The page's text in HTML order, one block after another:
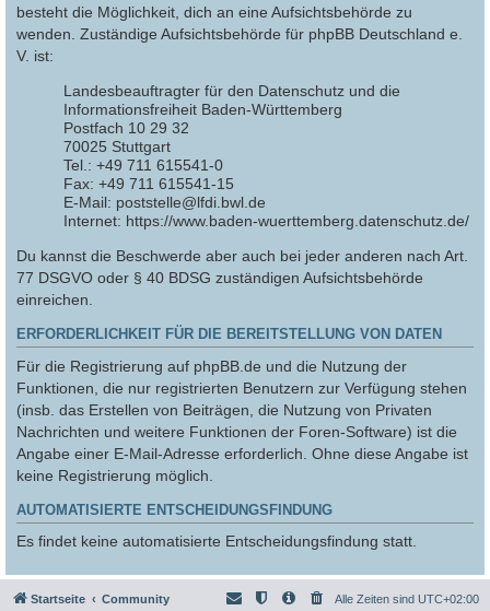
besteht die Möglichkeit, dich an eine Aufsichtsbehörde zu
wenden. Zuständige Aufsichtsbehörde für phpBB Deutschland e.
V. ist:
Landesbeauftragter für den Datenschutz und die
Informationsfreiheit Baden-Württemberg
Postfach 10 29 32
70025 Stuttgart
Tel.: +49 711 615541-0
Fax: +49 711 615541-15
E-Mail: poststelle@lfdi.bwl.de
Internet: https://www.baden-wuerttemberg.datenschutz.de/
Du kannst die Beschwerde aber auch bei jeder anderen nach Art.
77 DSGVO oder § 40 BDSG zuständigen Aufsichtsbehörde
einreichen.
ERFORDERLICHKEIT FÜR DIE BEREITSTELLUNG VON DATEN
Für die Registrierung auf phpBB.de und die Nutzung der
Funktionen, die nur registrierten Benutzern zur Verfügung stehen
(insb. das Erstellen von Beiträgen, die Nutzung von Privaten
Nachrichten und weitere Funktionen der Foren-Software) ist die
Angabe einer E-Mail-Adresse erforderlich. Ohne diese Angabe ist
keine Registrierung möglich.
AUTOMATISIERTE ENTSCHEIDUNGSFINDUNG
Es findet keine automatisierte Entscheidungsfindung statt.
Startseite Community Alle Zeiten sind UTC+02:00